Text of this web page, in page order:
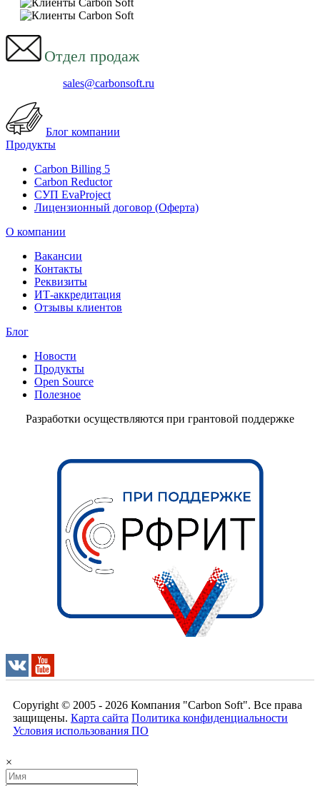
Отдел продаж
sales@carbonsoft.ru
Блог компании
Продукты
Carbon Billing 5
Carbon Reductor
СУП EvaProject
Лицензионный договор (Оферта)
О компании
Вакансии
Контакты
Реквизиты
ИТ-аккредитация
Отзывы клиентов
Блог
Новости
Продукты
Open Source
Полезное
Разработки осуществляются при грантовой поддержке
Copyright © 2005 - 2026 Компания "Carbon Soft". Все права
защищены. Карта сайта Политика конфиденциальности
Условия использования ПО
×